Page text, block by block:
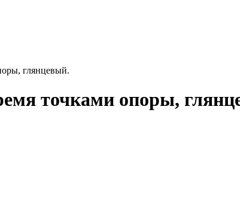
глянцевый.
точками опоры,